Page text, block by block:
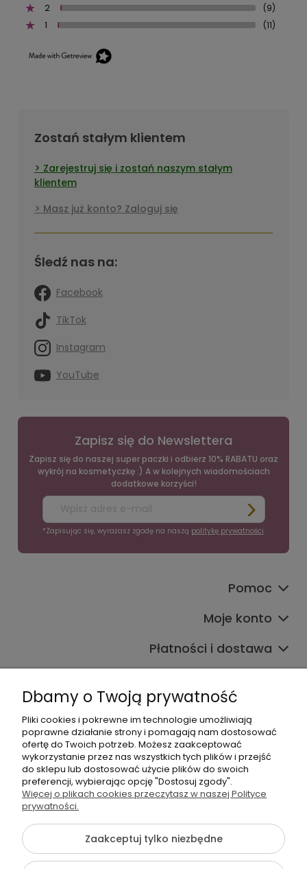
2 (9)
1 (11)
Zostań stałym klientem
Zarejestruj się i zostań naszym stałym
klientem
Masz już konto? Zaloguj się
Śledź nas na:
Facebook
TikTok
Instagram
YouTube
Zapisz się do Newslettera
Zapisz się do naszej super paczki i odbierz 10% RABATU oraz
wykrój na kosmetyczkę :) A w kolejnych wiadomościach
dodatkowe korzyści!
*Zapisując się, wyrażasz zgodę na naszą politykę prywatności.
Pomoc
Moje konto
Płatności i dostawa
+48 605 141 363
Dbamy o Twoją prywatność
Pliki cookies i pokrewne im technologie umożliwiają
poprawne działanie strony i pomagają nam dostosować
ofertę do Twoich potrzeb. Możesz zaakceptować
wykorzystanie przez nas wszystkich tych plików i przejść
do sklepu lub dostosować użycie plików do swoich
preferencji, wybierając opcję "Dostosuj zgody".
Więcej o plikach cookies przeczytasz w naszej Polityce
prywatności.
Zaakceptuj tylko niezbędne